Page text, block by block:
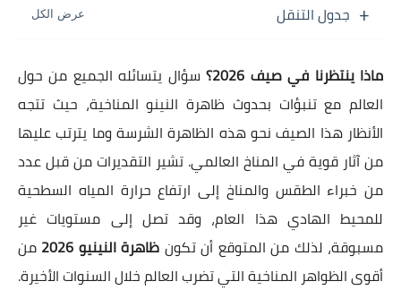
جدول التنقل
ماذا ينتظرنا في صيف 2026؟
سؤال يتسائله الجميع من حول
العالم مع تنبؤات بحدوث ظاهرة النينو المناخية، حيث تتجه
الأنظار هذا الصيف نحو هذه الظاهرة الشرسة وما يترتب عليها
من آثار قوية في المناخ العالمي. تشير التقديرات من قبل عدد
من خبراء الطقس والمناخ إلى ارتفاع حرارة المياه السطحية
للمحيط الهادي هذا العام، وقد تصل إلى مستويات غير
مسبوقة، لذلك من المتوقع أن تكون ظاهرة النينيو 2026
من
أقوى الظواهر المناخية التي تضرب العالم خلال السنوات الأخيرة.